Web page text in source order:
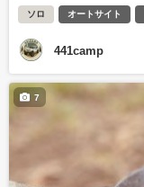
ソロ オートサイト
441camp
7